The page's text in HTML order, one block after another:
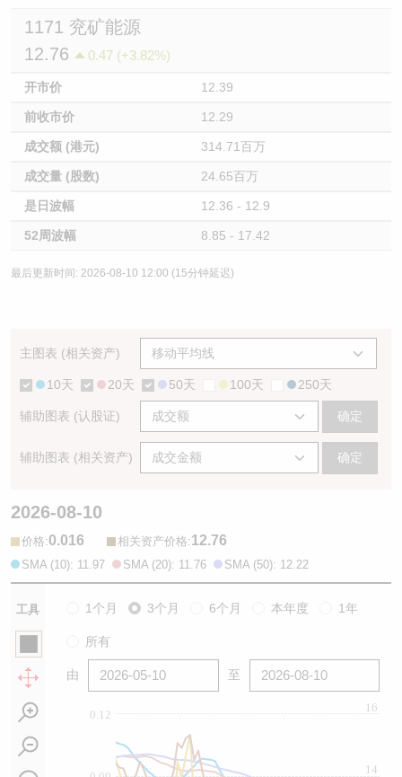
1171 兖矿能源
12.76
0.47 (+3.82%)
开市价 12.39
前收市价 12.29
成交额 (港元) 314.71百万
成交量 (股数) 24.65百万
是日波幅 12.36 - 12.9
52周波幅 8.85 - 17.42
最后更新时间: 2026-08-10 12:00 (15分钟延迟)
主图表 (相关资产)
10天 20天 50天 100天 250天
辅助图表 (认股证) 确定
辅助图表 (相关资产) 确定
2026-08-10
价格:0.016 相关资产价格:12.76
SMA (10): 11.97 SMA (20): 11.76 SMA (50): 12.22
工具 1个月 3个月 6个月 本年度 1年
所有
由 至
0.12
14
16